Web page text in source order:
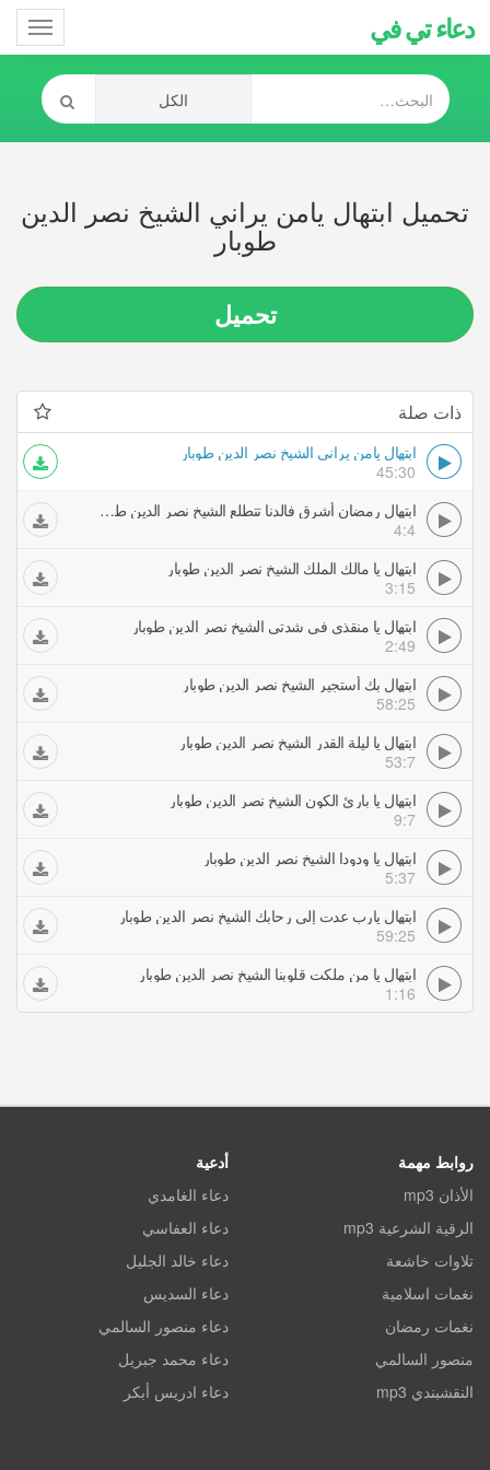
دعاء تي في
تحميل ابتهال يامن يراني الشيخ نصر الدين
طوبار
تحميل
ذات صلة
ابتهال يامن يراني الشيخ نصر الدين طوبار
45:30
ابتهال رمضان أشرق فالدنا تتطلع الشيخ نصر الدين طوبار
4:4
ابتهال يا مالك الملك الشيخ نصر الدين طوبار
3:15
ابتهال يا منقذي في شدتي الشيخ نصر الدين طوبار
2:49
ابتهال بك أستجير الشيخ نصر الدين طوبار
58:25
ابتهال يا ليلة القدر الشيخ نصر الدين طوبار
53:7
ابتهال يا بارئ الكون الشيخ نصر الدين طوبار
9:7
ابتهال يا ودودا الشيخ نصر الدين طوبار
5:37
ابتهال يارب عدت إلى رحابك الشيخ نصر الدين طوبار
59:25
ابتهال يا من ملكت قلوبنا الشيخ نصر الدين طوبار
1:16
روابط مهمة
الأذان mp3
الرقية الشرعية mp3
تلاوات خاشعة
نغمات اسلامية
نغمات رمضان
منصور السالمي
النقشبندي mp3
أدعية
دعاء الغامدي
دعاء العفاسي
دعاء خالد الجليل
دعاء السديس
دعاء منصور السالمي
دعاء محمد جبريل
دعاء ادريس أبكر